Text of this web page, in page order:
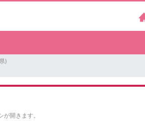
)
開きます。